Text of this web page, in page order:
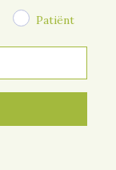
Patiënt